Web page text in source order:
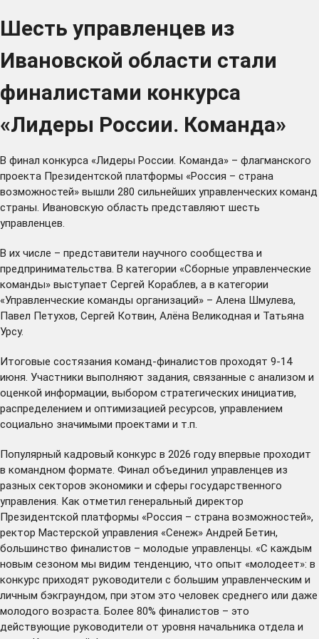
Шесть управленцев из
Ивановской области стали
финалистами конкурса
«Лидеры России. Команда»
В финал конкурса «Лидеры России. Команда» – флагманского
проекта Президентской платформы «Россия – страна
возможностей» вышли 280 сильнейших управленческих команд
страны. Ивановскую область представляют шесть
управленцев.
В их числе – представители научного сообщества и
предпринимательства. В категории «Сборные управленческие
команды» выступает Сергей Кораблев, а в категории
«Управленческие команды организаций» – Алена Шмулева,
Павел Петухов, Сергей Котвин, Алёна Великодная и Татьяна
Урсу.
Итоговые состязания команд-финалистов проходят 9-14
июня. Участники выполняют задания, связанные с анализом и
оценкой информации, выбором стратегических инициатив,
распределением и оптимизацией ресурсов, управлением
социально значимыми проектами и т.п.
Популярный кадровый конкурс в 2026 году впервые проходит
в командном формате. Финал объединил управленцев из
разных секторов экономики и сферы государственного
управления. Как отметил генеральный директор
Президентской платформы «Россия – страна возможностей»,
ректор Мастерской управления «Сенеж» Андрей Бетин,
большинство финалистов – молодые управленцы. «С каждым
новым сезоном мы видим тенденцию, что опыт «молодеет»: в
конкурс приходят руководители с большим управленческим и
личным бэкграундом, при этом это человек среднего или даже
молодого возраста. Более 80% финалистов – это
действующие руководители от уровня начальника отдела и